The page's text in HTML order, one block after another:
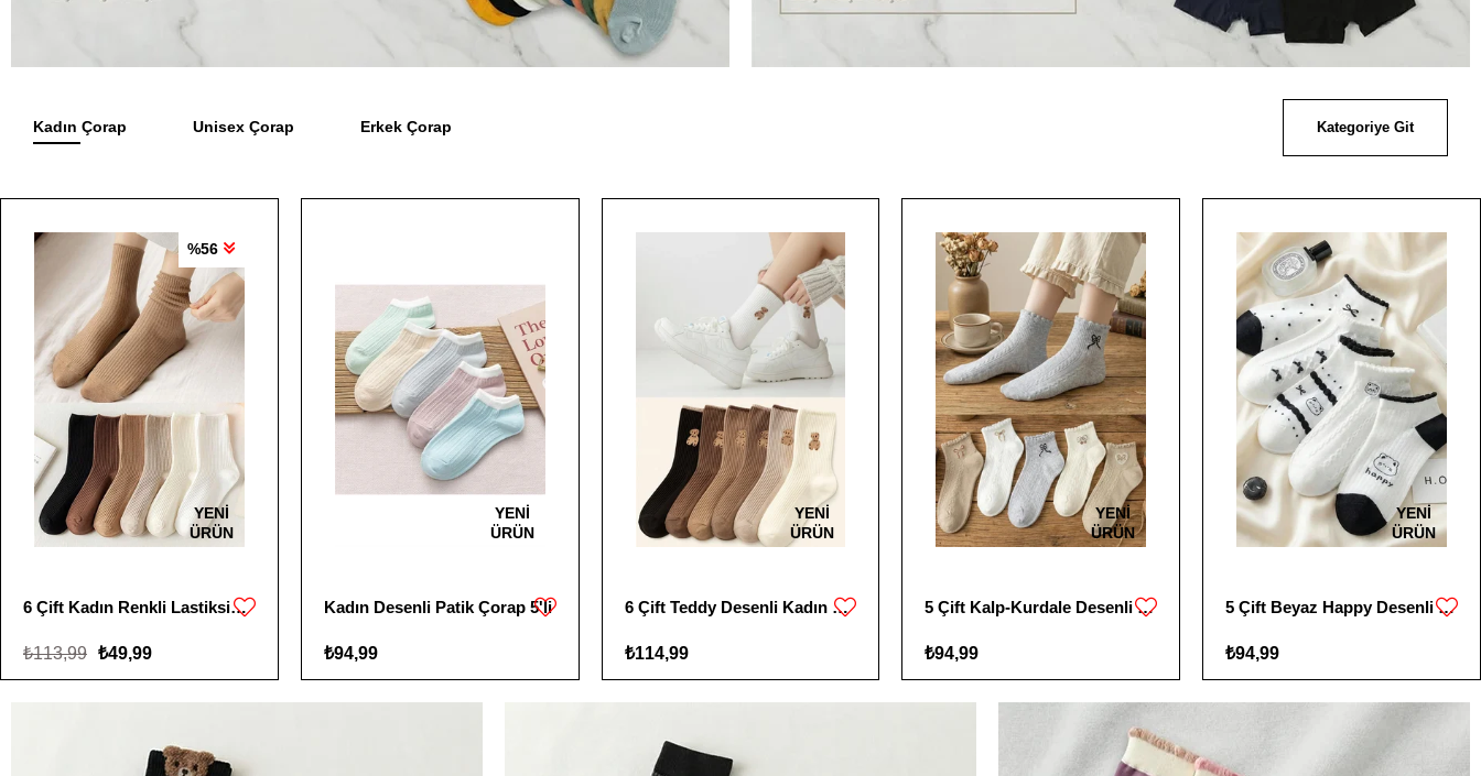
Kadın Çorap Unisex Çorap Erkek Çorap
6 Çift Kadın Renkli Lastiksiz Çorap
₺49,99
₺113,99
YENI
ÜRÜN
%56
Kadın Desenli Patik Çorap 5'li
₺94,99
YENI
ÜRÜN
6 Çift Teddy Desenli Kadın Çorap
₺114,99
YENI
ÜRÜN
5 Çift Kalp-Kurdale Desenli Çorap
₺94,99
YENI
ÜRÜN
5 Çift Beyaz Happy Desenli Kısa Çorap
₺94,99
YENI
ÜRÜN
Kategoriye Git